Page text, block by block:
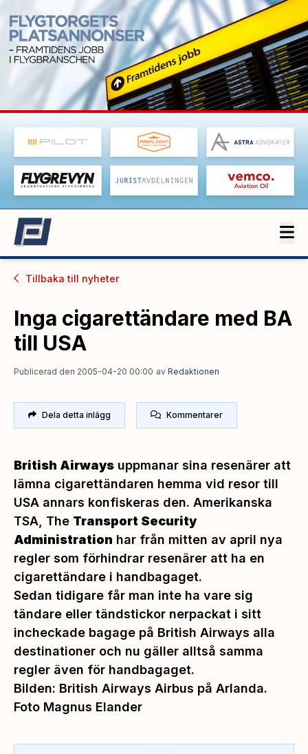
Tillbaka till nyheter
Inga cigarettändare med BA
till USA
Publicerad den 2005-04-20 00:00 av Redaktionen
Dela detta inlägg Kommentarer
British Airways uppmanar sina resenärer att
lämna cigarettändaren hemma vid resor till
USA annars konfiskeras den. Amerikanska
TSA, The Transport Security
Administration har från mitten av april nya
regler som förhindrar resenärer att ha en
cigarettändare i handbagaget.
Sedan tidigare får man inte ha vare sig
tändare eller tändstickor nerpackat i sitt
incheckade bagage på British Airways alla
destinationer och nu gäller alltså samma
regler även för handbagaget.
Bilden: British Airways Airbus på Arlanda.
Foto Magnus Elander